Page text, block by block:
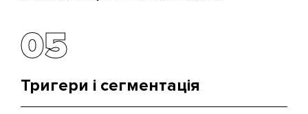
05
05
Тригери і сегментація